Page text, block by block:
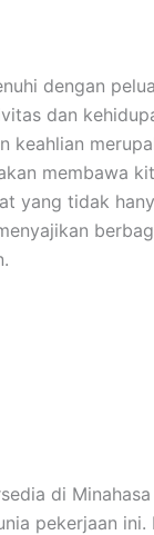
dengan
dan
keahlian
membawa
yang tidak
di
pekerjaan ini.